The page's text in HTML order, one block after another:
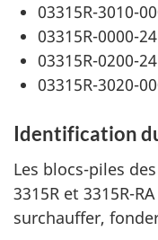
03315R-3010-
03315R-0000-
03315R-0200-
03315R-3020-
Identification
Les blocs-piles
3315R et 3315R-
surchauffer,